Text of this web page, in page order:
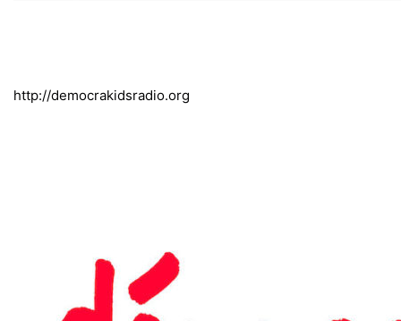
http://democrakidsradio.org